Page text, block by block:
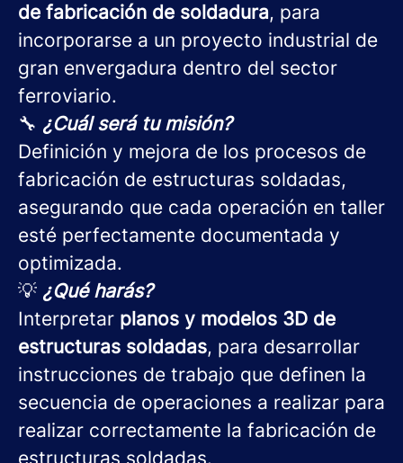
de fabricación de soldadura, para
incorporarse a un proyecto industrial de
gran envergadura dentro del sector
ferroviario.
🔧 ¿Cuál será tu misión?
Definición y mejora de los procesos de
fabricación de estructuras soldadas,
asegurando que cada operación en taller
esté perfectamente documentada y
optimizada.
💡 ¿Qué harás?
Interpretar planos y modelos 3D de
estructuras soldadas, para desarrollar
instrucciones de trabajo que definen la
secuencia de operaciones a realizar para
realizar correctamente la fabricación de
estructuras soldadas.